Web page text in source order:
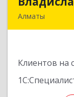
Алматы
Клиентов на